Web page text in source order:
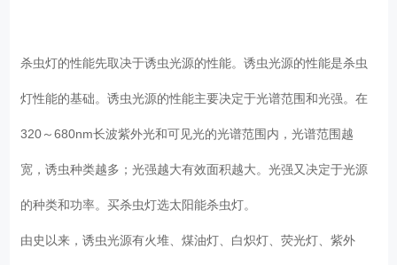
杀虫灯的性能先取决于诱虫光源的性能。诱虫光源的性能是杀虫
灯性能的基础。诱虫光源的性能主要决定于光谱范围和光强。在
320～680nm长波紫外光和可见光的光谱范围内，光谱范围越
宽，诱虫种类越多；光强越大有效面积越大。光强又决定于光源
的种类和功率。买杀虫灯选太阳能杀虫灯。
由史以来，诱虫光源有火堆、煤油灯、白炽灯、荧光灯、紫外